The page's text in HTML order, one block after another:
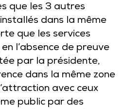
que les 3 autres
dans la même
que les services
l’absence de preuve
par la présidente,
dans la même zone
avec ceux
public par des